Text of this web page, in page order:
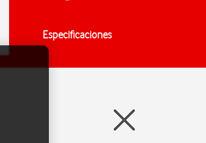
Especificaciones